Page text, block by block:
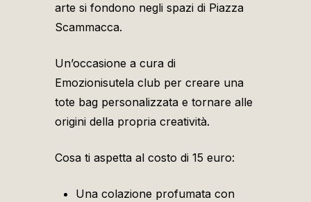
arte si fondono negli spazi di Piazza
Scammacca.
Un’occasione a cura di
Emozionisutela club per creare una
tote bag personalizzata e tornare alle
origini della propria creatività.
Cosa ti aspetta al costo di 15 euro:
Una colazione profumata con